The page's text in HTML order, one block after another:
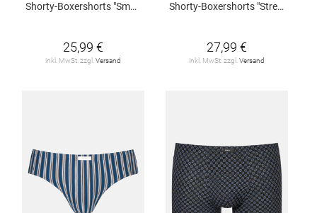
Shorty-Boxershorts "Smart Chains"
25,99 €
inkl. MwSt. zzgl.Versand
Shorty-Boxershorts "Stream Stripes"
27,99 €
inkl. MwSt. zzgl.Versand